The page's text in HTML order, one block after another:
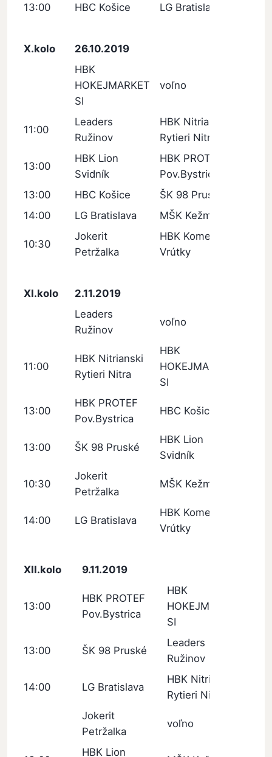
13:00
HBC Košice LG Bratislava
X.kolo
26.10.2019
HBK
HOKEJMARKET
SI
voľno
11:00
Leaders
Ružinov
HBK Nitrianski
Rytieri Nitra
13:00
HBK Lion
Svidník
HBK PROTEF
Pov.Bystrica
13:00
HBC Košice
ŠK 98 Pruské
14:00
LG Bratislava MŠK Kežmarok
10:30
Jokerit
Petržalka
HBK Kometa
Vrútky
XI.kolo
2.11.2019
Leaders
Ružinov
voľno
11:00
HBK Nitrianski
Rytieri Nitra
HBK
HOKEJMARKET
SI
13:00
HBK PROTEF
Pov.Bystrica
HBC Košice
13:00 ŠK 98 Pruské
HBK Lion
Svidník
10:30
Jokerit
Petržalka
MŠK Kežmarok
14:00 LG Bratislava
HBK Kometa
Vrútky
XII.kolo 9.11.2019
13:00
HBK PROTEF
Pov.Bystrica
HBK
HOKEJMARKET
SI
13:00 ŠK 98 Pruské
Leaders
Ružinov
14:00 LG Bratislava
HBK Nitrianski
Rytieri Nitra
Jokerit
Petržalka
voľno
HBK Lion